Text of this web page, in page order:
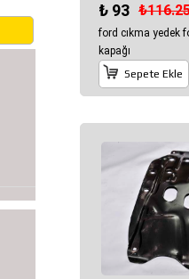
₺ 93
ford cıkma yedek
kapağı
Sepete Ekle